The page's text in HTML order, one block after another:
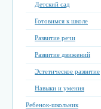
Детский сад
Готовимся к школе
Развитие речи
Развитие движений
Эстетическое развитие
Навыки и умения
Ребенок-школьник